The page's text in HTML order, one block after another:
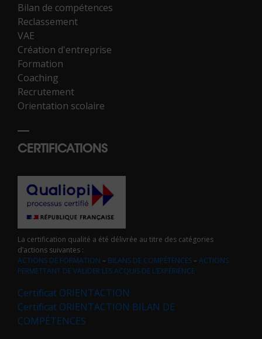
Bilan de compétences
Reclassement
VAE
Création d'entreprise
Formation
Coaching
Recrutement
Orientation scolaire
CERTIFICATIONS
La certification qualité a été délivrée au titre des catégories
d’actions suivantes :
ACTIONS DE FORMATION – BILANS DE COMPÉTENCES–ACTIONS
PERMETTANT DE VALIDER LES ACQUIS DE L’EXPÉRIENCE
Certificat ORIENTACTION
Certificat ORIENTACTION BILAN DE
COMPÉTENCES